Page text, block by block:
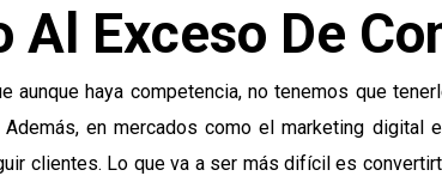
Al Exceso De
haya competencia, no tenemos que
en mercados como el marketing digital
clientes. Lo que va a ser más difícil es